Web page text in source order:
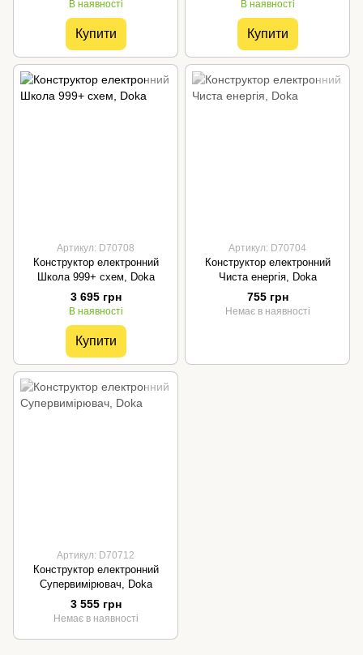
В наявності
Купити
В наявності
Купити
Артикул: D70708
Конструктор електронний
Школа 999+ схем, Doka
3 695 грн
В наявності
Купити
Артикул: D70704
Конструктор електронний
Чиста енергія, Doka
755 грн
Немає в наявності
Артикул: D70712
Конструктор електронний
Супервимірювач, Doka
3 555 грн
Немає в наявності